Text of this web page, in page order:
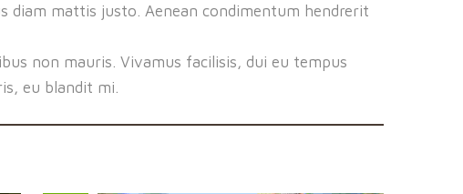
mattis justo. Aenean condimentum hendrerit
non mauris. Vivamus facilisis, dui eu tempus
eu blandit mi.